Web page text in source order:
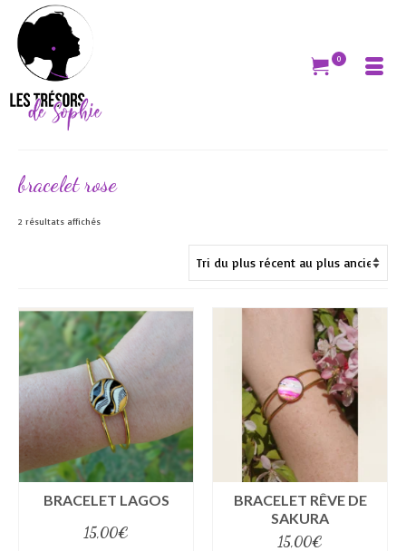
0
bracelet rose
2 résultats affichésTrié
plus
ancien
BRACELET LAGOS
15,00€
BRACELET RÊVE DE
SAKURA
15,00€